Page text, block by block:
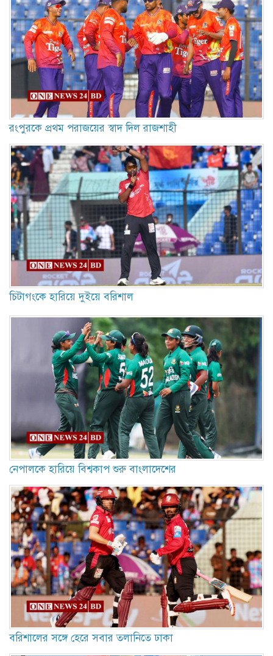
রংপুরকে প্রথম পরাজয়ের স্বাদ দিল রাজশাহী
চিটাগংকে হারিয়ে দুইয়ে বরিশাল
নেপালকে হারিয়ে বিশ্বকাপ শুরু বাংলাদেশের
বরিশালের সঙ্গে হেরে সবার তলানিতে ঢাকা